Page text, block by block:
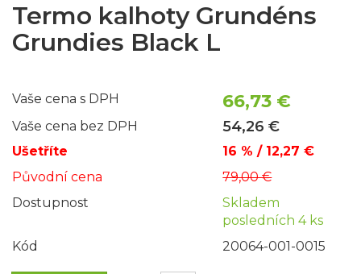
Termo kalhoty Grundéns
Grundies Black L
Vaše cena s DPH 66,73 €
Vaše cena bez DPH 54,26 €
Ušetříte
16 % / 12,27 €
Původní cena
79,00 €
Dostupnost
Skladem
posledních 4 ks
Kód
20064-001-0015